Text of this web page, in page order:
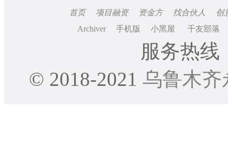
首页 项目融资 资金方 找合伙人
创
Archiver
手机版 小黑屋 千友部落
服务热线
© 2018-2021 乌鲁木齐